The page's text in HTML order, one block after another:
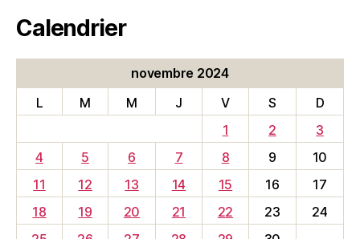
Calendrier
novembre 2024
L
M M J V S
D
1
2
3
4
5 6 7 8 9
10
11
12 13 14 15 16
17
18
19 20 21 22 23
24